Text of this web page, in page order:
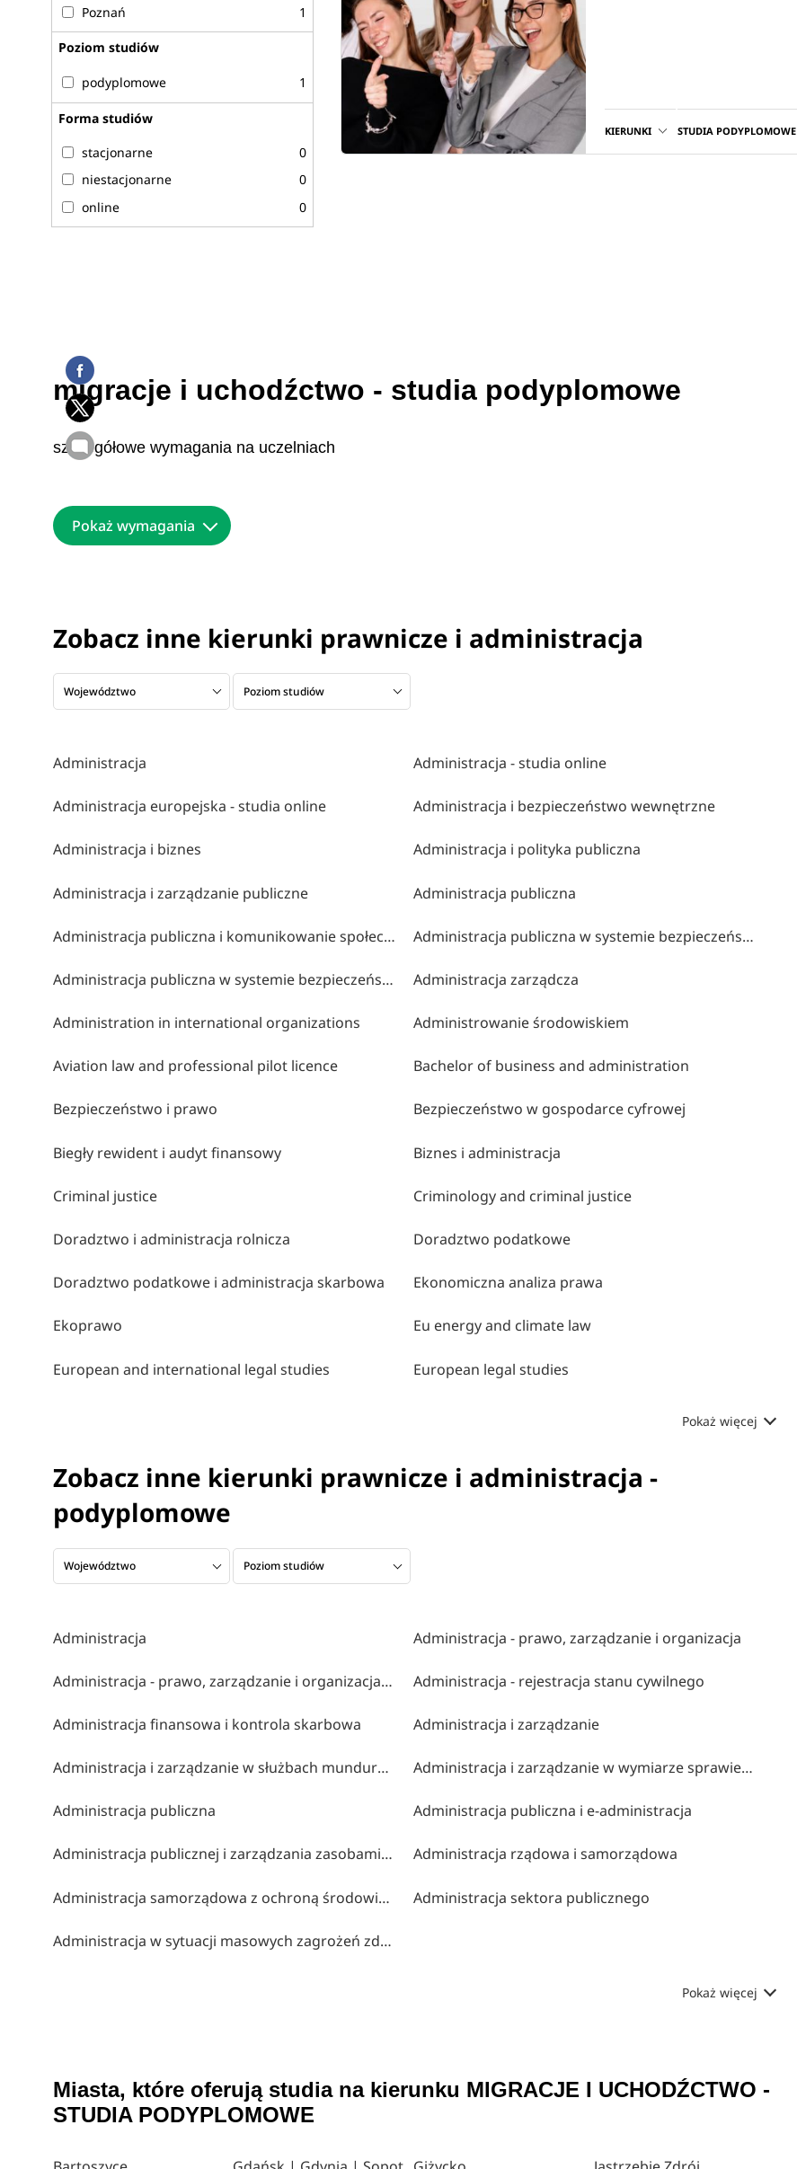
KIERUNKI STUDIA PODYPLOMOWE
Poznań 1
Poziom studiów
podyplomowe 1
Forma studiów
stacjonarne
0
niestacjonarne
0
online
0
migracje i uchodźctwo - studia podyplomowe
szczegółowe wymagania na uczelniach
Pokaż wymagania
Zobacz inne kierunki prawnicze i administracja
Województwo Poziom studiów
Administracja Administracja - studia online
Administracja europejska - studia online Administracja i bezpieczeństwo wewnętrzne
Administracja i biznes Administracja i polityka publiczna
Administracja i zarządzanie publiczne Administracja publiczna
Administracja publiczna i komunikowanie społeczne Administracja publiczna w systemie bezpieczeństwa narodowego
Administracja publiczna w systemie bezpieczeństwa wewnętrznego Administracja zarządcza
Administration in international organizations Administrowanie środowiskiem
Aviation law and professional pilot licence Bachelor of business and administration
Bezpieczeństwo i prawo Bezpieczeństwo w gospodarce cyfrowej
Biegły rewident i audyt finansowy Biznes i administracja
Criminal justice Criminology and criminal justice
Doradztwo i administracja rolnicza Doradztwo podatkowe
Doradztwo podatkowe i administracja skarbowa Ekonomiczna analiza prawa
Ekoprawo Eu energy and climate law
European and international legal studies European legal studies
Pokaż więcej
Zobacz inne kierunki prawnicze i administracja -
podyplomowe
Województwo Poziom studiów
Administracja Administracja - prawo, zarządzanie i organizacja
Administracja - prawo, zarządzanie i organizacja z elementami ai Administracja - rejestracja stanu cywilnego
Administracja finansowa i kontrola skarbowa Administracja i zarządzanie
Administracja i zarządzanie w służbach mundurowych Administracja i zarządzanie w wymiarze sprawiedliwości i instytucjach pomocniczych
Administracja publiczna Administracja publiczna i e-administracja
Administracja publicznej i zarządzania zasobami publicznymi Administracja rządowa i samorządowa
Administracja samorządowa z ochroną środowiska Administracja sektora publicznego
Administracja w sytuacji masowych zagrożeń zdrowia
Pokaż więcej
Miasta, które oferują studia na kierunku MIGRACJE I UCHODŹCTWO -
STUDIA PODYPLOMOWE